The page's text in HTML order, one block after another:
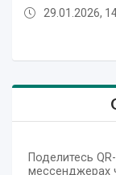
29.01.2026,
Поделитесь
мессенджерах